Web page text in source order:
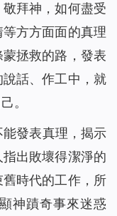
拜神，如何盡受
方方面面的真理
拯救的路，發表
話、作工中，就
。
發表真理，揭示
出敗壞得潔淨的
時代的工作，所
神蹟奇事來迷惑